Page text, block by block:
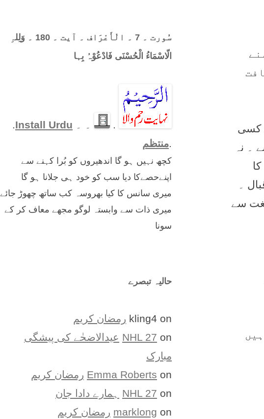
کسی
۔ نہ
۔
لُغت سے
سُورت ۔ 7 ۔ الْأَعْرَاف ۔ آیت ۔ 180 ۔ وَلِلہِ
الّاسْمَاءُ الْحُسْنَی فَادْعُوْہُ بِہا
. ۔ ۔ Install Urdu
.
.منتظم
کچھ نہیں ہو گا اندھیروں کو بُرا کہنے سے
اپنےحصےکا دیا سب کو خود ہی جلانا ہو گا
میری سانس کا کیا بھروسہ کب ساتھ چھوڑ جائے
میری ذات سے وابستہ لوگو مجھے معاف کر کے
سونا
حالیہ تبصرے
kling4 on
رمضان کریم
NHL 27 on
عیدالاضحٰے کی پیشگی
مبارک
Emma Roberts on
رمضان کریم
NHL 27 on
ہمارے دادا جان
marklong on رمضان کریم